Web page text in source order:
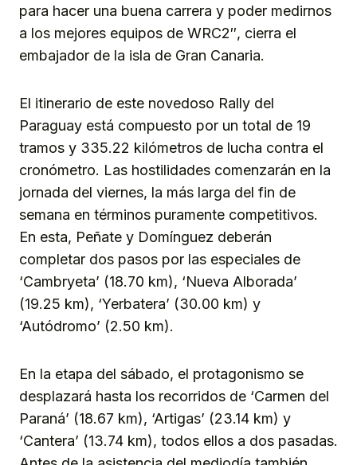
para hacer una buena carrera y poder medirnos
a los mejores equipos de WRC2″, cierra el
embajador de la isla de Gran Canaria.
El itinerario de este novedoso Rally del
Paraguay está compuesto por un total de 19
tramos y 335.22 kilómetros de lucha contra el
cronómetro. Las hostilidades comenzarán en la
jornada del viernes, la más larga del fin de
semana en términos puramente competitivos.
En esta, Peñate y Domínguez deberán
completar dos pasos por las especiales de
‘Cambryeta’ (18.70 km), ‘Nueva Alborada’
(19.25 km), ‘Yerbatera’ (30.00 km) y
‘Autódromo’ (2.50 km).
En la etapa del sábado, el protagonismo se
desplazará hasta los recorridos de ‘Carmen del
Paraná’ (18.67 km), ‘Artigas’ (23.14 km) y
‘Cantera’ (13.74 km), todos ellos a dos pasadas.